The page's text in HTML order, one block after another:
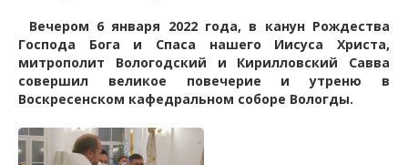
Вечером 6 января 2022 года, в канун Рождества
Господа Бога и Спаса нашего Иисуса Христа,
митрополит Вологодский и Кирилловский Савва
совершил великое повечерие и утреню в
Воскресенском кафедральном соборе Вологды.